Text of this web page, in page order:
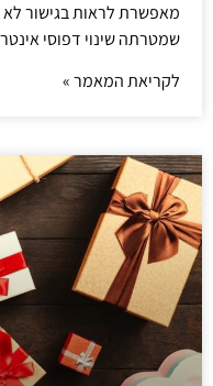
מאפשרת לראות בגישור
שמטרתה שינוי דפוסי
לקריאת המאמר »